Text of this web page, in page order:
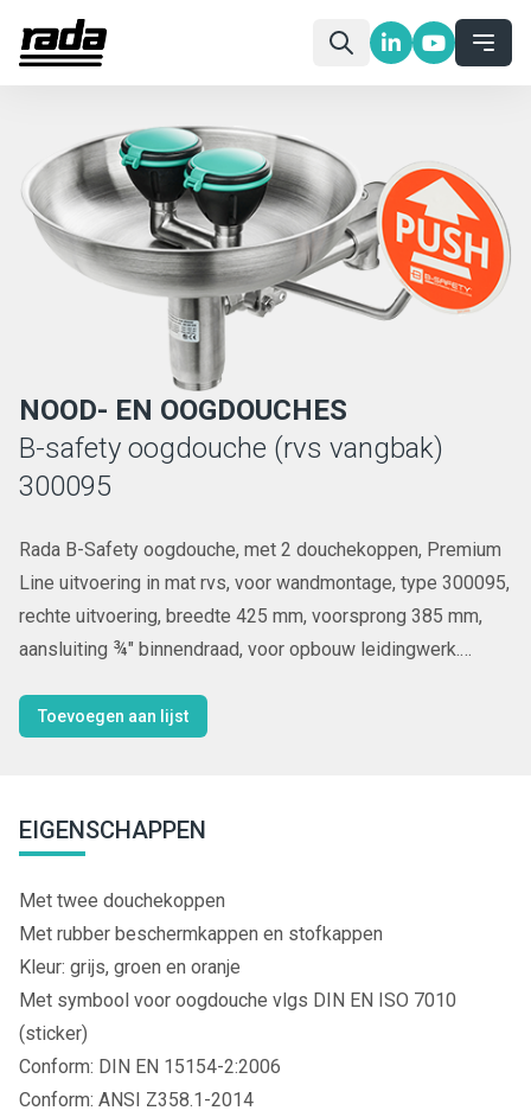
NOOD- EN OOGDOUCHES
B-safety oogdouche (rvs vangbak)
300095
Rada B-Safety oogdouche, met 2 douchekoppen, Premium
Line uitvoering in mat rvs, voor wandmontage, type 300095,
rechte uitvoering, breedte 425 mm, voorsprong 385 mm,
aansluiting ¾" binnendraad, voor opbouw leidingwerk.
Toevoegen aan lijst
EIGENSCHAPPEN
Met twee douchekoppen
Met rubber beschermkappen en stofkappen
Kleur: grijs, groen en oranje
Met symbool voor oogdouche vlgs DIN EN ISO 7010
(sticker)
Conform: DIN EN 15154-2:2006
Conform: ANSI Z358.1-2014